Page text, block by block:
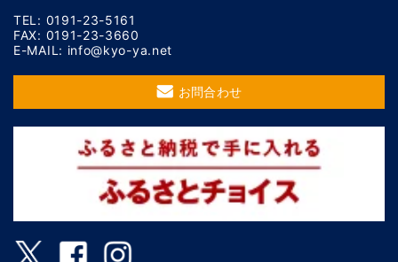
TEL: 0191-23-5161
FAX: 0191-23-3660
E-MAIL: info@kyo-ya.net
お問合わせ